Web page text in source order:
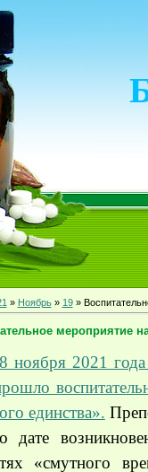
» Ноябрь » 19»
мероприятие
ноября 2021
единства».
дате
«смутного